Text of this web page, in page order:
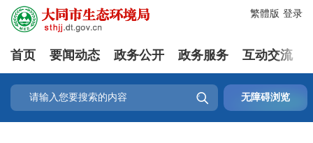
登录
繁體版
首页 要闻动态 政务公开 政务服务 互动交流
 无障碍浏览